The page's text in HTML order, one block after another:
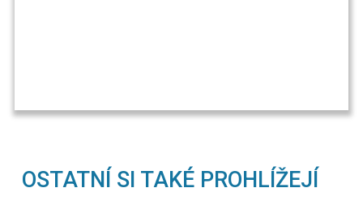
OSTATNÍ SI TAKÉ PROHLÍŽEJÍ